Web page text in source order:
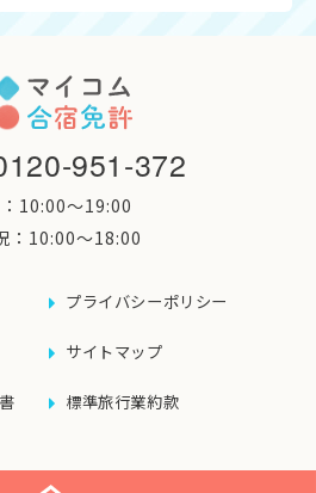
951-372
10:00〜19:00
：10:00〜18:00
プライバシーポリシー
サイトマップ
標準旅行業約款